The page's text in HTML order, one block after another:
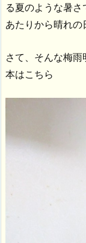
る夏のような暑
あたりから晴れの
さて、そんな梅
本はこちら